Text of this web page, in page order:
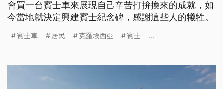
會買一台賓士車來展現自己辛苦打拚換來的成就，如
今當地就決定興建賓士紀念碑，感謝這些人的犧牲。
賓士車 居民 克羅埃西亞 賓士 ...